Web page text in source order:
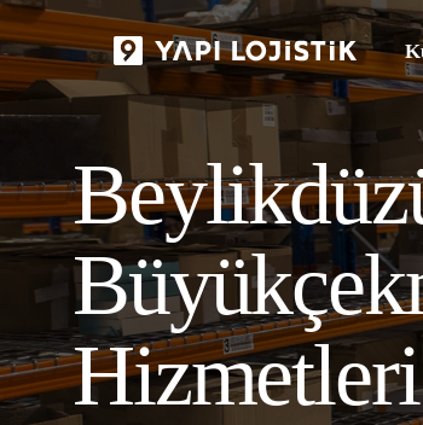
Skip
to
main
content
Hizmetleri